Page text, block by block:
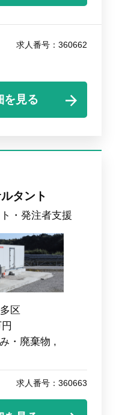
求人番号：360662
を見る
タント
・発注者支援
区
・廃棄物
求人番号：360663